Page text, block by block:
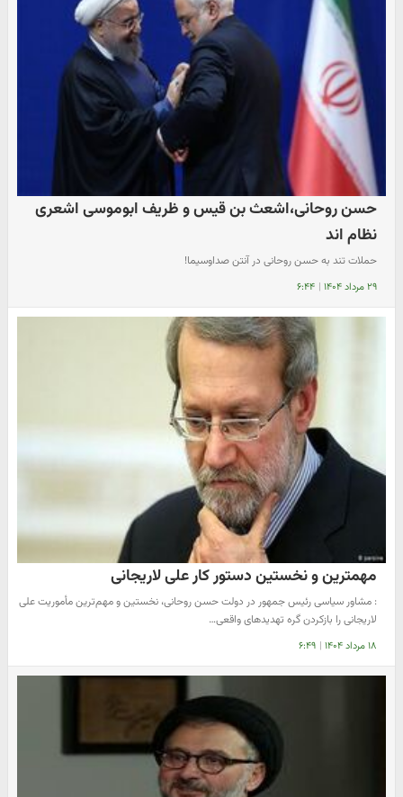
حسن روحانی،اشعث بن قیس و ظریف ابوموسی اشعری
نظام اند
حملات تند به حسن روحانی در آنتن صداوسیما!
۲۹ مرداد ۱۴۰۴ | ۶:۴۴
مهمترین و نخستین دستور کار علی لاریجانی
: مشاور سیاسی رئیس جمهور در دولت حسن روحانی، ‌نخستین و مهم‌ترین مأموریت علی
لاریجانی را بازکردن گره تهدیدهای واقعی…
۱۸ مرداد ۱۴۰۴ | ۶:۴۹